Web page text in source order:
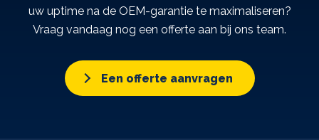
uw uptime na de OEM-garantie te maximaliseren?
Vraag vandaag nog een offerte aan bij ons team.
Een offerte aanvragen